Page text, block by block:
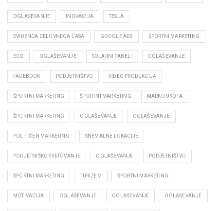
OGLAŠEVANJE INOVACIJA TESLA
EVIDENCA DELOVNEGA ČASA GOOGLE ADS ŠPORTNI MARKETING
ECO OGLAŠEVANJE SOLARNI PANELI OGLAŠEVANJE
FACEBOOK PODJETNIŠTVO VIDEO PRODUKCIJA
ŠPORTNI MARKETING ŠPORTNI MARKETING MARKO UKOTA
ŠPORTNI MARKETING OGLAŠEVANJE OGLAŠEVANJE
POLITIČEN MARKETING SNEMALNE LOKACIJE
PODJETNIŠKO SVETOVANJE OGLAŠEVANJE PODJETNIŠTVO
ŠPORTNI MARKETING TURIZEM ŠPORTNI MARKETING
MOTIVACIJA OGLAŠEVANJE OGLAŠEVANJE OGLAŠEVANJE